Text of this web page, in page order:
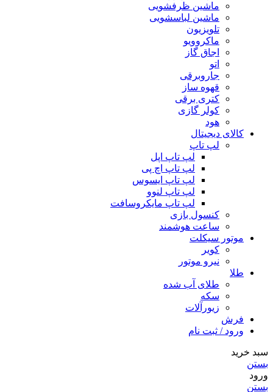
ماشین ظرفشویی
ماشین لباسشویی
تلویزیون
ماکروویو
اجاق گاز
اتو
جاروبرقی
قهوه ساز
کتری برقی
کولر گازی
هود
کالای دیجیتال
لپ تاپ
لپ تاپ اپل
لپ تاپ اچ پی
لپ تاپ ایسوس
لپ تاپ لنوو
لپ تاپ مایکروسافت
کنسول بازی
ساعت هوشمند
موتور سیکلت
کویر
نیرو موتور
طلا
طلای آب شده
سکه
زیورآلات
فرش
ورود / ثبت نام
سبد خرید
بستن
ورود
بستن